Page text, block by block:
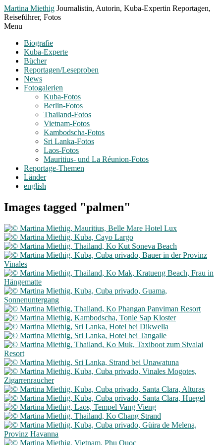
Toggle
Menu
Martina Miethig Journalistin, Autorin, Kuba-Expertin Reportagen,
Reiseführer, Fotos
Menu
Biografie
Kuba-Experte
Bücher
Reportagen/Leseproben
News
Fotogalerien
Kuba-Fotos
Berlin-Fotos
Thailand-Fotos
Vietnam-Fotos
Kambodscha-Fotos
Sri Lanka-Fotos
Laos-Fotos
Mauritius- und La Réunion-Fotos
Reportage-Themen
Länder
english
Images tagged "palmen"